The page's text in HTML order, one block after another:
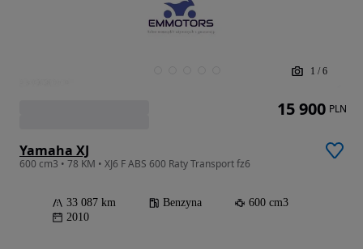
1 / 6
Yamaha XJ
600 cm3 • 78 KM • XJ6 F ABS 600 Raty Transport fz6
33 087 km Benzyna
600 cm3
2010
15 900 PLN